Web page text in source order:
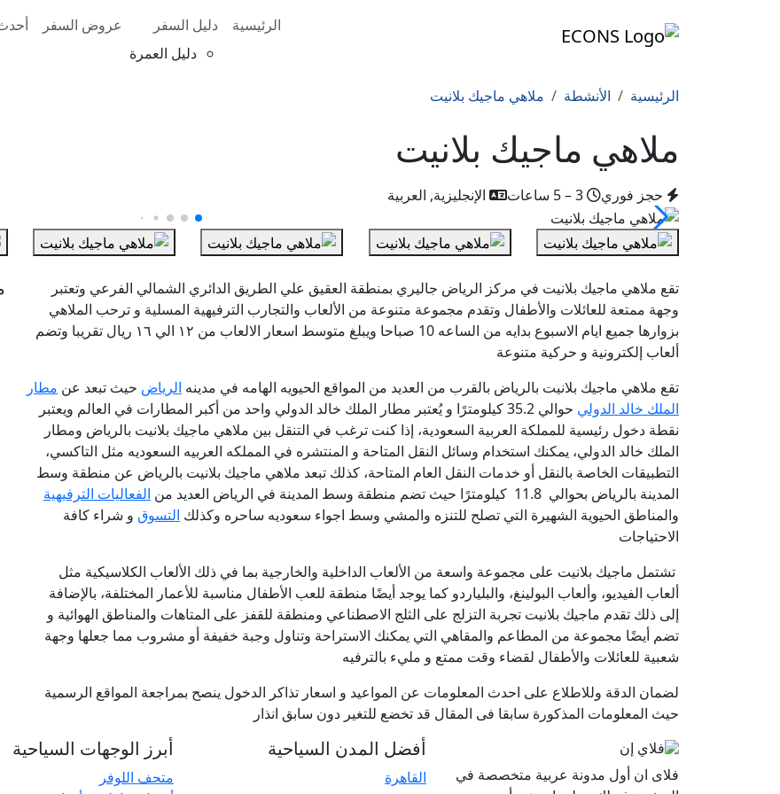
الرئيسية
دليل السفر
دليل العمرة
عروض السفر أحدث
الرئيسية الأنشطة ملاهي ماجيك بلانيت
ملاهي ماجيك بلانيت
حجز فوري الإنجليزية, العربية
تقع ملاهي ماجيك بلانيت في مركز الرياض جاليري بمنطقة العقيق علي الطريق الدائري الشمالي الفرعي وتعتبر
وجهة ممتعة للعائلات والأطفال وتقدم مجموعة متنوعة من الألعاب والتجارب الترفيهية المسلية و ترحب الملاهي
بزوارها جميع ايام الاسبوع بدايه من الساعه 10 صباحا ويبلغ متوسط اسعار الالعاب من ١٢ الي ١٦ ريال تقريبا وتضم
ألعاب إلكترونية و حركية متنوعة
تقع ملاهي ماجيك بلانيت بالرياض بالقرب من العديد من المواقع الحيويه الهامه في مدينه الرياض حيث تبعد عن مطار
الملك خالد الدولي
حوالي 35.2 كيلومترًا و يُعتبر مطار الملك خالد الدولي واحد من أكبر المطارات في العالم ويعتبر
نقطة دخول رئيسية للمملكة العربية السعودية، إذا كنت ترغب في التنقل بين ملاهي ماجيك بلانيت بالرياض ومطار
الملك خالد الدولي، يمكنك استخدام وسائل النقل المتاحة و المنتشره في المملكه العربيه السعوديه مثل التاكسي،
التطبيقات الخاصة بالنقل أو خدمات النقل العام المتاحة، كذلك تبعد ملاهي ماجيك بلانيت بالرياض عن منطقة وسط
المدينة بالرياض بحوالي 11.8 كيلومترًا حيث تضم منطقة وسط المدينة في الرياض العديد من
الفعاليات الترفيهية
والمناطق الحيوية الشهيرة التي تصلح للتنزه والمشي وسط اجواء سعوديه ساحره وكذلك التسوق و شراء كافة
الاحتياجات
تشتمل ماجيك بلانيت على مجموعة واسعة من الألعاب الداخلية والخارجية بما في ذلك الألعاب الكلاسيكية مثل
ألعاب الفيديو، وألعاب البولينغ، والبلياردو كما يوجد أيضًا منطقة للعب الأطفال مناسبة للأعمار المختلفة، بالإضافة
إلى ذلك تقدم ماجيك بلانيت تجربة التزلج على الثلج الاصطناعي ومنطقة للقفز على المتاهات والمناطق الهوائية و
تضم أيضًا مجموعة من المطاعم والمقاهي التي يمكنك الاستراحة وتناول وجبة خفيفة أو مشروب مما جعلها وجهة
شعبية للعائلات والأطفال لقضاء وقت ممتع و مليء بالترفيه
لضمان الدقة وللاطلاع على احدث المعلومات عن المواعيد و اسعار تذاكر الدخول ينصح بمراجعة المواقع الرسمية
حيث المعلومات المذكورة سابقا فى المقال قد تخضع للتغير دون سابق انذار
فلاى ان أول مدونة عربية متخصصة في
أفضل المدن السياحية
القاهرة
أبرز الوجهات السياحية
متحف اللوفر